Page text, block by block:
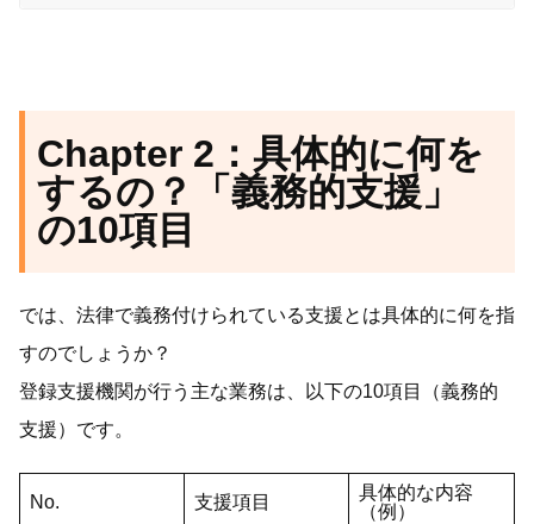
Chapter 2：具体的に何を
するの？「義務的支援」
の10項目
では、法律で義務付けられている支援とは具体的に何を指
すのでしょうか？
登録支援機関が行う主な業務は、以下の10項目（義務的
支援）です。
No. 支援項目
具体的な内容
（例）